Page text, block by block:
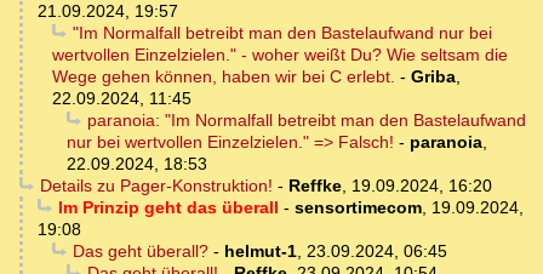
21.09.2024, 19:57
"Im Normalfall betreibt man den Bastelaufwand nur bei
wertvollen Einzelzielen." - woher weißt Du? Wie seltsam die
Wege gehen können, haben wir bei C erlebt. - Griba,
22.09.2024, 11:45
paranoia: "Im Normalfall betreibt man den Bastelaufwand
nur bei wertvollen Einzelzielen." => Falsch! - paranoia,
22.09.2024, 18:53
Details zu Pager-Konstruktion! - Reffke, 19.09.2024, 16:20
Im Prinzip geht das überall - sensortimecom, 19.09.2024,
19:08
Das geht überall?- helmut-1, 23.09.2024, 06:45